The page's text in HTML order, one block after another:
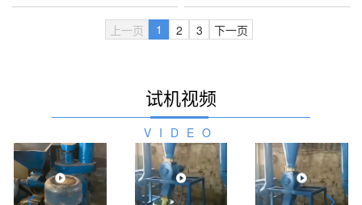
上一页 1 2 3 下一页
试机视频
VIDEO